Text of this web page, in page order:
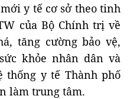
y tế cơ sở theo tinh
của Bộ Chính trị về
tăng cường bảo vệ,
khỏe nhân dân và
y tế Thành phố
làm trung tâm.